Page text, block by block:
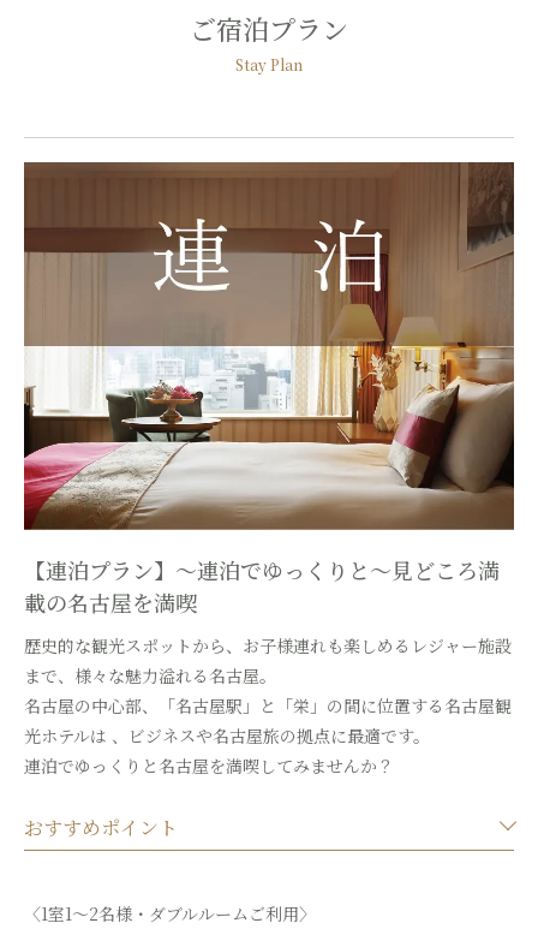
ご宿泊プラン
Stay Plan
【連泊プラン】～連泊でゆっくりと～見どころ満
載の名古屋を満喫
歴史的な観光スポットから、お子様連れも楽しめるレジャー施設
まで、様々な魅力溢れる名古屋。
名古屋の中心部、「名古屋駅」と「栄」の間に位置する名古屋観
光ホテルは 、 ビジネスや名古屋旅の拠点に最適です。
連泊でゆっくりと名古屋を満喫してみませんか？
おすすめポイント
〈1室1～2名様・ダブルルームご利用〉